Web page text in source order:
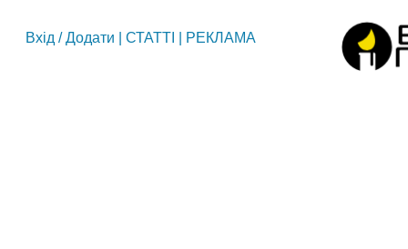
Вхід /Додати СТАТТІ РЕКЛАМА